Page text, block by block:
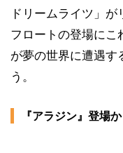
ドリームライツ」
フロートの登場にこ
が夢の世界に遭遇す
う。
『アラジン』登場